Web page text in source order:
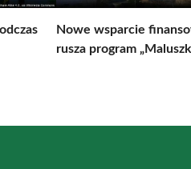
Nowe wsparcie
rusza program